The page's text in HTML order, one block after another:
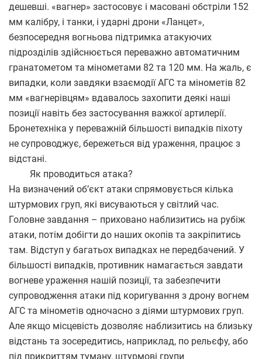
дешевші. «вагнер» застосовує і масовані обстріли 152
мм калібру, і танки, і ударні дрони «Ланцет»,
безпосередня вогньова підтримка атакуючих
підрозділів здійснюється переважно автоматичним
гранатометом та мінометами 82 та 120 мм. На жаль, є
випадки, коли завдяки взаємодії АГС та мінометів 82
мм «вагнерівцям» вдавалось захопити деякі наші
позиції навіть без застосування важкої артилерії.
Бронетехніка у переважній більшості випадків піхоту
не супроводжує, бережеться від ураження, працює з
відстані.
Як проводиться атака?
На визначений об’єкт атаки спрямовується кілька
штурмових груп, які висуваються у світлий час.
Головне завдання – приховано наблизитись на рубіж
атаки, потім добігти до наших окопів та закріпитись
там. Відступ у багатьох випадках не передбачений. У
більшості випадків, противник намагається завдати
вогневе ураження нашій позиції, та забезпечити
супроводження атаки під коригування з дрону вогнем
АГС та мінометів одночасно з діями штурмових груп.
Але якщо місцевість дозволяє наблизитись на близьку
відстань та зосередитись, наприклад, по рельєфу, або
під прикриттям туману, штурмові групи